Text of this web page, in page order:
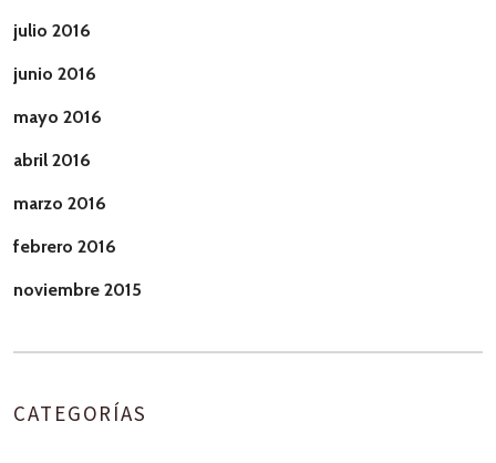
julio 2016
junio 2016
mayo 2016
abril 2016
marzo 2016
febrero 2016
noviembre 2015
CATEGORÍAS